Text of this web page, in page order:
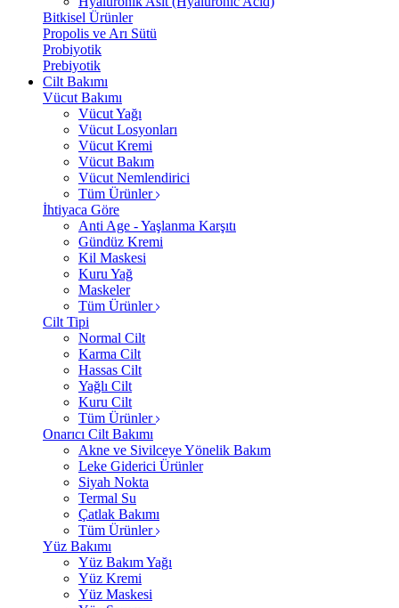
Bitkisel Ürünler
Propolis ve Arı Sütü
Probiyotik
Prebiyotik
Cilt Bakımı
Vücut Bakımı
Vücut Yağı
Vücut Losyonları
Vücut Kremi
Vücut Bakım
Vücut Nemlendirici
Tüm Ürünler
İhtiyaca Göre
Anti Age - Yaşlanma Karşıtı
Gündüz Kremi
Kil Maskesi
Kuru Yağ
Maskeler
Tüm Ürünler
Cilt Tipi
Normal Cilt
Karma Cilt
Hassas Cilt
Yağlı Cilt
Kuru Cilt
Tüm Ürünler
Onarıcı Cilt Bakımı
Akne ve Sivilceye Yönelik Bakım
Leke Giderici Ürünler
Siyah Nokta
Termal Su
Çatlak Bakımı
Tüm Ürünler
Yüz Bakımı
Yüz Bakım Yağı
Yüz Kremi
Yüz Maskesi